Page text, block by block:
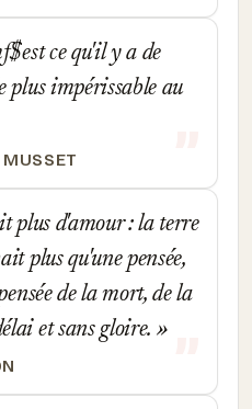
ce qu'il y a de
plus impérissable au
plus d'amour : la terre
plus qu'une pensée,
de la mort, de la
et sans gloire.